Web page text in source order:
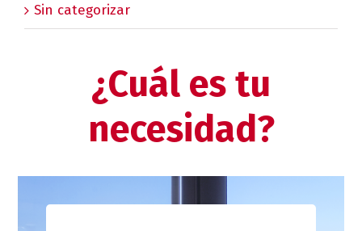
Sin categorizar
¿Cuál es tu
necesidad?